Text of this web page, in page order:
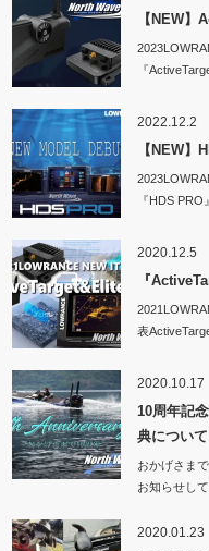
【NEW】
『
2022.12.2
【NEW】
『HDS
2020.12.5
『
表
2020.10.17
10周年記
典について
おかげさま
お知らせし
2020.01.23